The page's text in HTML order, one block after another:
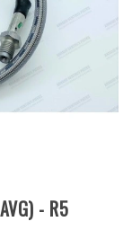
- R5